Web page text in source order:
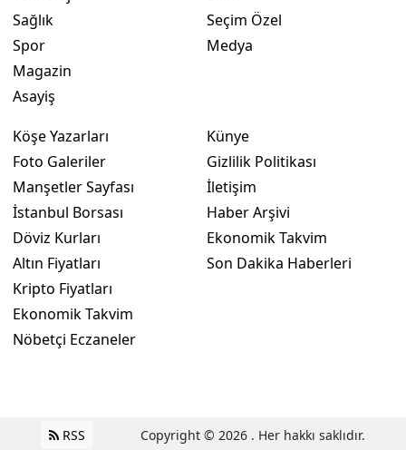
Sağlık
Spor
Magazin
Asayiş
Seçim Özel
Medya
Köşe Yazarları
Foto Galeriler
Manşetler Sayfası
İstanbul Borsası
Döviz Kurları
Altın Fiyatları
Kripto Fiyatları
Ekonomik Takvim
Nöbetçi Eczaneler
Künye
Gizlilik Politikası
İletişim
Haber Arşivi
Ekonomik Takvim
Son Dakika Haberleri
RSS Copyright © 2026 . Her hakkı saklıdır.